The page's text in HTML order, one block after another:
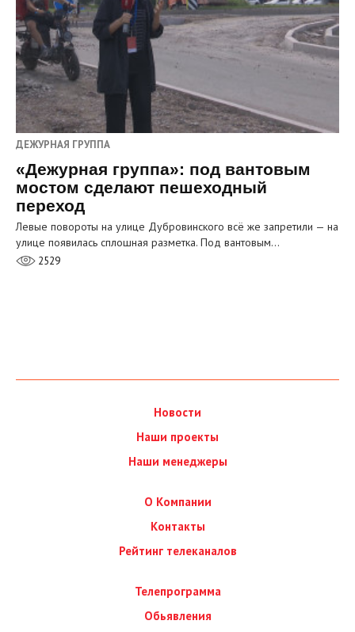
ДЕЖУРНАЯ ГРУППА
«Дежурная группа»: под вантовым
мостом сделают пешеходный
переход
Левые повороты на улице Дубровинского всё же запретили — на
улице появилась сплошная разметка. Под вантовым…
2529
Новости
Наши проекты
Наши менеджеры
О Компании
Контакты
Рейтинг телеканалов
Телепрограмма
Обьявления